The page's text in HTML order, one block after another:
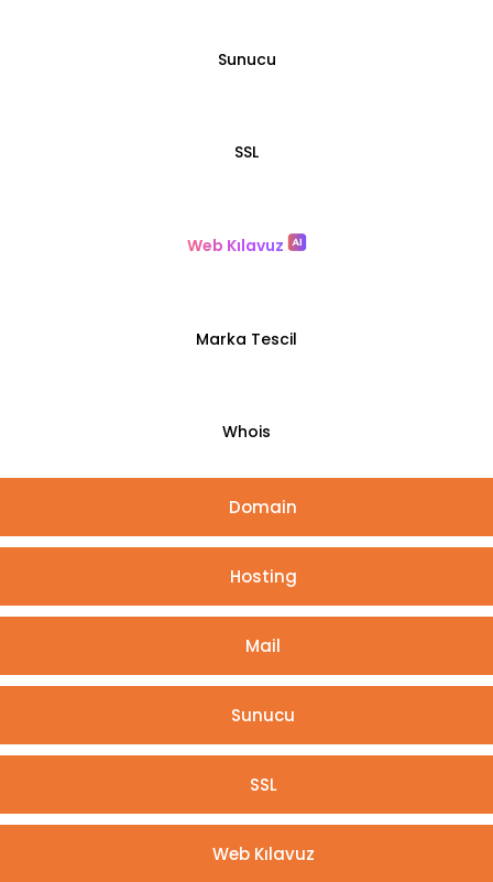
Sunucu
SSL
Web Kılavuz
Marka Tescil
Whois
Domain
Hosting
Mail
Sunucu
SSL
Web Kılavuz